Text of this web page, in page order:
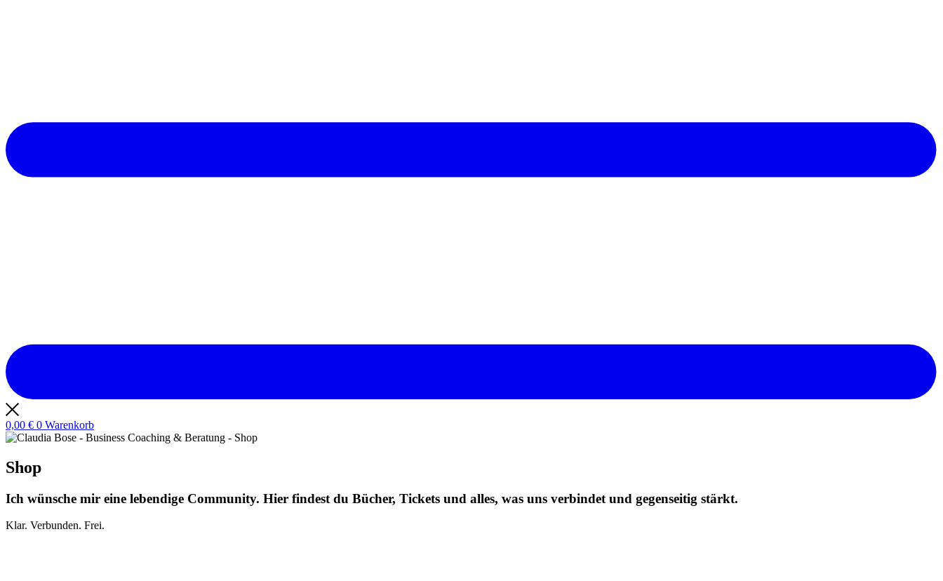
0,00 € 0 Warenkorb
Shop
Ich wünsche mir eine lebendige Community. Hier findest du Bücher, Tickets und alles, was uns verbindet und gegenseitig stärkt.
Klar. Verbunden. Frei.